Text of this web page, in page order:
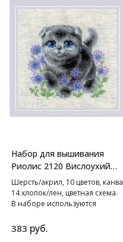
Набор для вышивания
Риолис 2120 Вислоухий
котёнок, 15*15 см
Шерсть/акрил, 10 цветов, канва
14 хлопок/лен, цветная схема.
В наборе используются
стежок, смешанные цвета.
383 руб.